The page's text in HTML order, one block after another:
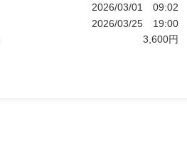
2026/03/01
09:02
2026/03/25
19:00
3,600円